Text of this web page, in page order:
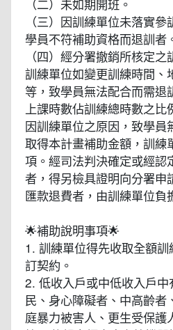
（二）未如期開班。
（三）因訓練單位未落實
學員不符補助資格而退訓者
（四）經分署撤銷所核定之
訓練單位如變更訓練時間、
等，致學員無法配合而需退
上課時數佔訓練總時數之比
因訓練單位之原因，致學員
取得本計畫補助金額，訓練
項。經司法判決確定或經認
者，得另檢具證明向分署申
匯款退費者，由訓練單位負
🌟補助說明事項🌟
1. 訓練單位得先收取全額
訂契約。
2. 低收入戶或中低收入戶
民、身心障礙者、中高齡者
庭暴力被害人、更生受保護